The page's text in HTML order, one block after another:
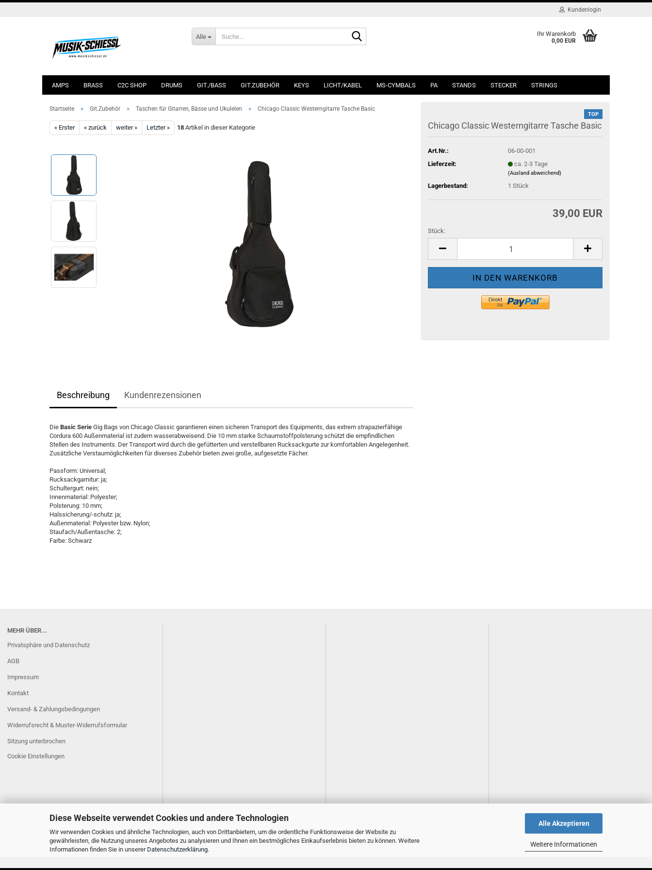
Diese Webseite verwendet Cookies und andere Technologien
Wir verwenden Cookies und ähnliche Technologien, auch von Drittanbietern, um die ordentliche Funktionsweise der Website zu
gewährleisten, die Nutzung unseres Angebotes zu analysieren und Ihnen ein bestmögliches Einkaufserlebnis bieten zu können. Weitere
Informationen finden Sie in unserer Datenschutzerklärung.
Alle Akzeptieren
Weitere Informationen
Kundenlogin
Alle Ihr Warenkorb
0,00 EUR
AMPS BRASS C2C SHOP DRUMS GIT./BASS GIT.ZUBEHÖR KEYS LICHT/KABEL MS-CYMBALS PA STANDS STECKER STRINGS
Startseite » Git.Zubehör » Taschen für Gitarren, Bässe und Ukulelen » Chicago Classic Westerngitarre Tasche Basic
« Erster « zurück weiter » Letzter » 18 Artikel in dieser Kategorie
TOP
Chicago Classic Westerngitarre Tasche Basic
Art.Nr.:
06-00-001
Lieferzeit:
ca. 2-3 Tage
(Ausland abweichend)
Lagerbestand: 1 Stück
39,00 EUR
Stück:
Stück
Beschreibung Kundenrezensionen
Die Basic Serie Gig Bags von Chicago Classic garantieren einen sicheren Transport des Equipments, das extrem strapazierfähige
Cordura 600 Außenmaterial ist zudem wasserabweisend. Die 10 mm starke Schaumstoffpolsterung schützt die empfindlichen
Stellen des Instruments. Der Transport wird durch die gefütterten und verstellbaren Rucksackgurte zur komfortablen Angelegenheit.
Zusätzliche Verstaumöglichkeiten für diverses Zubehör bieten zwei große, aufgesetzte Fächer.
Passform: Universal;
Rucksackgarnitur: ja;
Schultergurt: nein;
Innenmaterial: Polyester;
Polsterung: 10 mm;
Halssicherung/-schutz: ja;
Außenmaterial: Polyester bzw. Nylon;
Staufach/Außentasche: 2;
Farbe: Schwarz
MEHR ÜBER...
Privatsphäre und Datenschutz
AGB
Impressum
Kontakt
Versand- & Zahlungsbedingungen
Widerrufsrecht & Muster-Widerrufsformular
Sitzung unterbrochen
Cookie Einstellungen
Shopping Cart Softwareby Gambio.com © 2025